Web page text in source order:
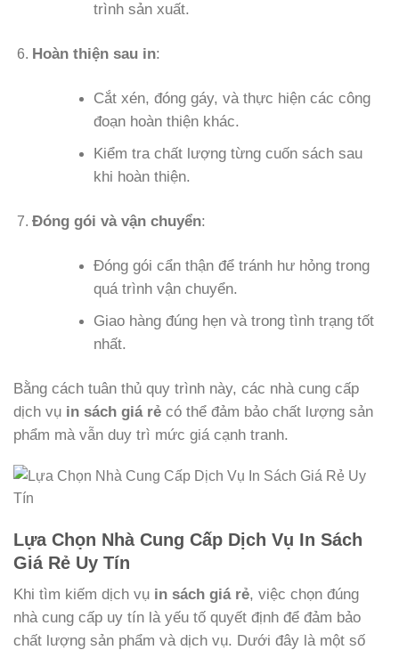
trình sản xuất.
Hoàn thiện sau in:
Cắt xén, đóng gáy, và thực hiện các công
đoạn hoàn thiện khác.
Kiểm tra chất lượng từng cuốn sách sau
khi hoàn thiện.
Đóng gói và vận chuyển:
Đóng gói cẩn thận để tránh hư hỏng trong
quá trình vận chuyển.
Giao hàng đúng hẹn và trong tình trạng tốt
nhất.
Bằng cách tuân thủ quy trình này, các nhà cung cấp
dịch vụ in sách giá rẻ có thể đảm bảo chất lượng sản
phẩm mà vẫn duy trì mức giá cạnh tranh.
Lựa Chọn Nhà Cung Cấp Dịch Vụ In Sách
Giá Rẻ Uy Tín
Khi tìm kiếm dịch vụ in sách giá rẻ, việc chọn đúng
nhà cung cấp uy tín là yếu tố quyết định để đảm bảo
chất lượng sản phẩm và dịch vụ. Dưới đây là một số